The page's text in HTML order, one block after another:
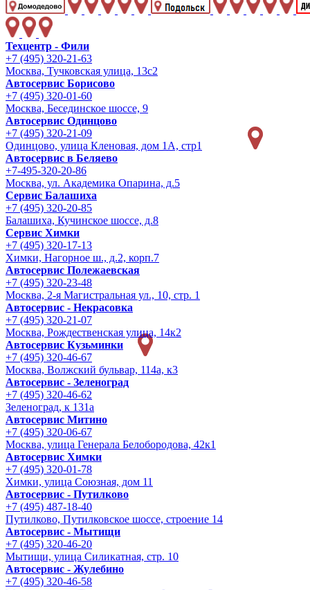
Техцентр - Фили
+7 (495) 320-21-63
Москва, Тучковская улица, 13с2
Автосервис Борисово
+7 (495) 320-01-60
Москва, Бесединское шоссе, 9
Автосервис Одинцово
+7 (495) 320-21-09
Одинцово, улица Кленовая, дом 1А, стр1
Автосервис в Беляево
+7-495-320-20-86
Москва, ул. Академика Опарина, д.5
Сервис Балашиха
+7 (495) 320-20-85
Балашиха, Кучинское шоссе, д.8
Сервис Химки
+7 (495) 320-17-13
Химки, Нагорное ш., д.2, корп.7
Автосервис Полежаевская
+7 (495) 320-23-48
Москва, 2-я Магистральная ул., 10, стр. 1
Автосервис - Некрасовка
+7 (495) 320-21-07
Москва, Рождественская улица, 14к2
Автосервис Кузьминки
+7 (495) 320-46-67
Москва, Волжский бульвар, 114а, к3
Автосервис - Зеленоград
+7 (495) 320-46-62
Зеленоград, к 131а
Автосервис Митино
+7 (495) 320-06-67
Москва, улица Генерала Белобородова, 42к1
Автосервис Химки
+7 (495) 320-01-78
Химки, улица Союзная, дом 11
Автосервис - Путилково
+7 (495) 487-18-40
Путилково, Путилковское шоссе, строение 14
Автосервис - Мытищи
+7 (495) 320-46-20
Мытищи, улица Силикатная, стр. 10
Автосервис - Жулебино
+7 (495) 320-46-58